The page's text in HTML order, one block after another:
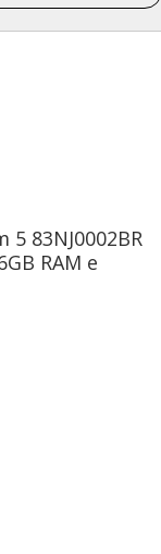
83NJ0002BR
RAM e